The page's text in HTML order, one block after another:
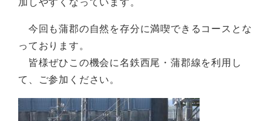
加しやすくなっています。
今回も蒲郡の自然を存分に満喫できるコースとな
っております。
皆様ぜひこの機会に名鉄西尾・蒲郡線を利用し
て、ご参加ください。